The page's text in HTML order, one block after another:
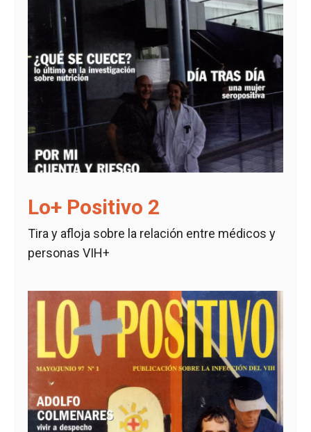
Lo+ Positivo 2
Tira y afloja sobre la relación entre médicos y
personas VIH+